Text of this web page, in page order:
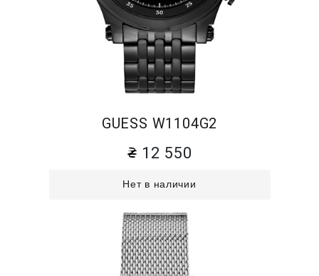
GUESS W1104G2
12 550
Нет в наличии